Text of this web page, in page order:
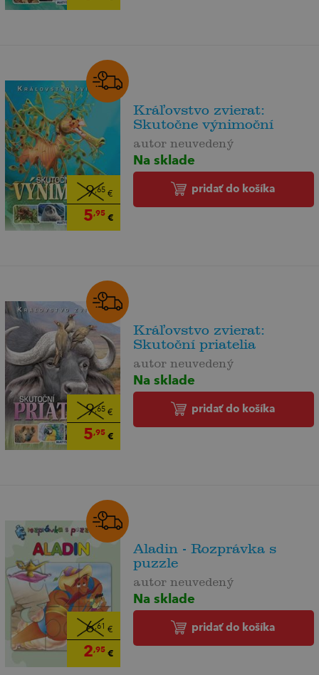
9,65€
5,95€
Kráľovstvo zvierat:
Skutočne výnimoční
autor neuvedený
Na sklade
pridať do košíka
9,65€
5,95€
Kráľovstvo zvierat:
Skutoční priatelia
autor neuvedený
Na sklade
pridať do košíka
6,61 €
2,95€
Aladin - Rozprávka s
puzzle
autor neuvedený
Na sklade
pridať do košíka